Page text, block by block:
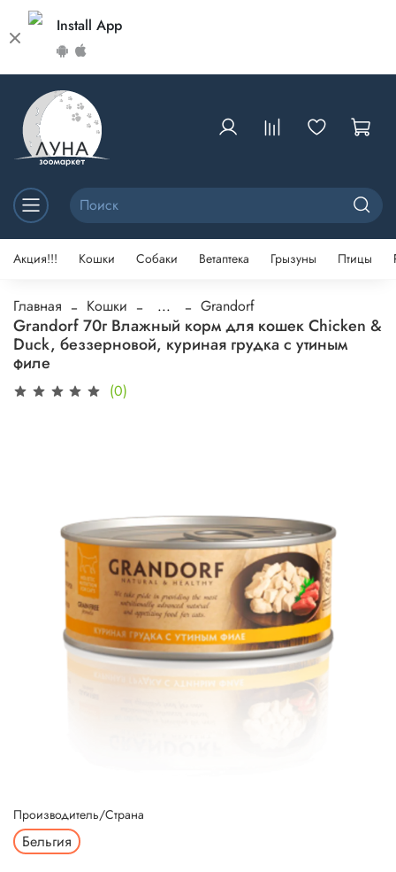
Install App
Акция!!! Кошки Собаки Ветаптека Грызуны Птицы
Главная Кошки ... Grandorf
Grandorf 70г Влажный корм для кошек Chicken &
Duck, беззерновой, куриная грудка с утиным
филе
(0)
Производитель/Страна
Бельгия